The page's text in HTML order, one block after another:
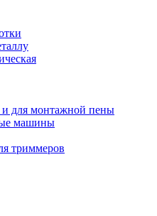
для монтажной пены
машины
триммеров